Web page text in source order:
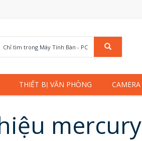
Chỉ tìm trong Máy Tính Bàn - PC
THIẾT BỊ VĂN PHÒNG CAMERA
mercury